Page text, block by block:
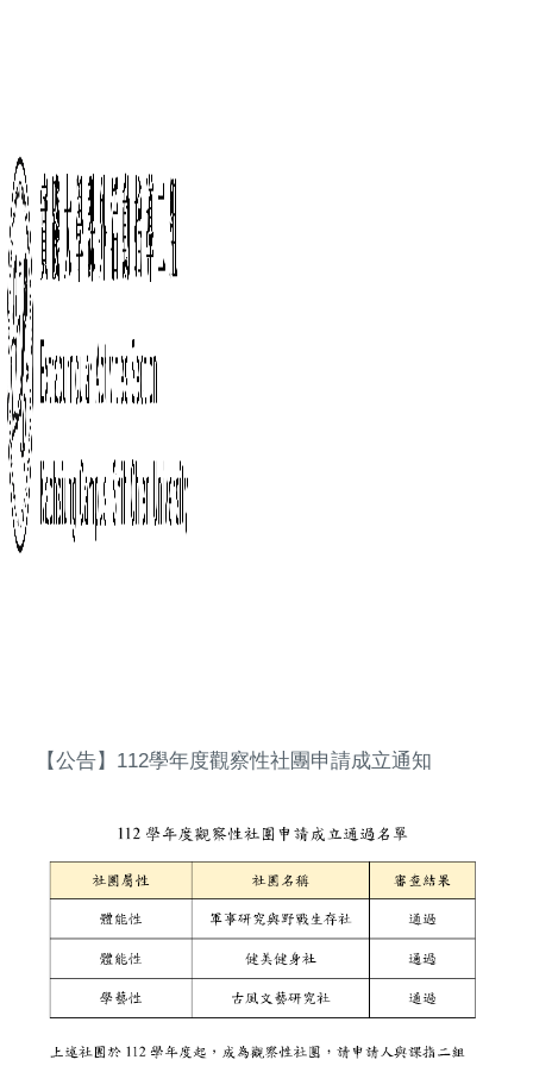
【公告】112學年度觀察性社團申請成立通知